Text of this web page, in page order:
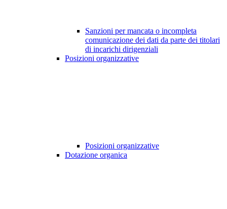
Sanzioni per mancata o incompleta
comunicazione dei dati da parte dei titolari
di incarichi dirigenziali
Posizioni organizzative
Posizioni organizzative
Dotazione organica